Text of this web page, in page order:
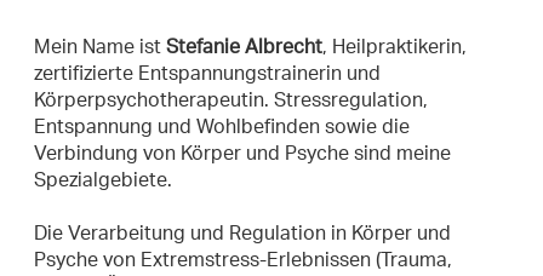
Mein Name ist Stefanie Albrecht, Heilpraktikerin,
zertifizierte Entspannungstrainerin und
Körperpsychotherapeutin. Stressregulation,
Entspannung und Wohlbefinden sowie die
Verbindung von Körper und Psyche sind meine
Spezialgebiete.
Die Verarbeitung und Regulation in Körper und
Psyche von Extremstress-Erlebnissen (Trauma,